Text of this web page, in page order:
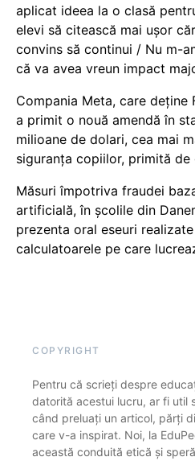
aplicat ideea la o clasă
elevi să citească mai ușor
convins să continui / Nu m-
că va avea vreun impact
Compania Meta, care deține
a primit o nouă amendă în
milioane de dolari, cea mai
siguranța copiilor, primită
Măsuri împotriva fraudei
artificială, în școlile din
prezenta oral eseuri
calculatoarele pe care
COPYRIGHT
Pentru că scrieți despre
datorită acestui lucru, ar fi util
când preluați un articol, părți
care v-a inspirat. Noi, la
această conduită etică și